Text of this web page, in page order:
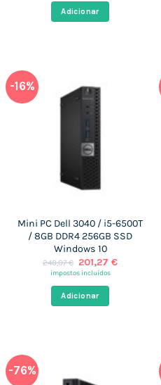
era:
249,00 €.
Adicionar
-16%
Mini PC Dell 3040 / i5-6500T
/ 8GB DDR4 256GB SSD
Windows 10
240,07€ O
preço
era:
240,07 €.
201,27€O
impostos incluídos
Adicionar
-76%